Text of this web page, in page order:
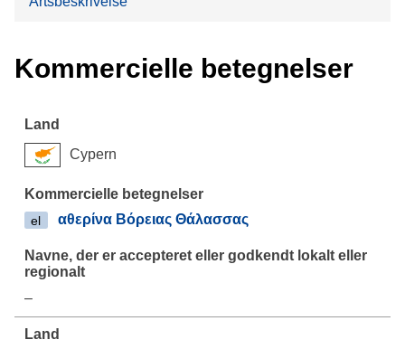
Kommercielle betegnelser
Cypern
el αθερίνα Βόρειας Θάλασσας
–